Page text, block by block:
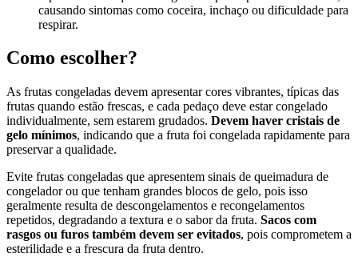
causando sintomas como coceira, inchaço ou dificuldade para
respirar.
Como escolher?
As frutas congeladas devem apresentar cores vibrantes, típicas das
frutas quando estão frescas, e cada pedaço deve estar congelado
individualmente, sem estarem grudados. Devem haver cristais de
gelo mínimos, indicando que a fruta foi congelada rapidamente para
preservar a qualidade.
Evite frutas congeladas que apresentem sinais de queimadura de
congelador ou que tenham grandes blocos de gelo, pois isso
geralmente resulta de descongelamentos e recongelamentos
repetidos, degradando a textura e o sabor da fruta. Sacos com
rasgos ou furos também devem ser evitados, pois comprometem a
esterilidade e a frescura da fruta dentro.